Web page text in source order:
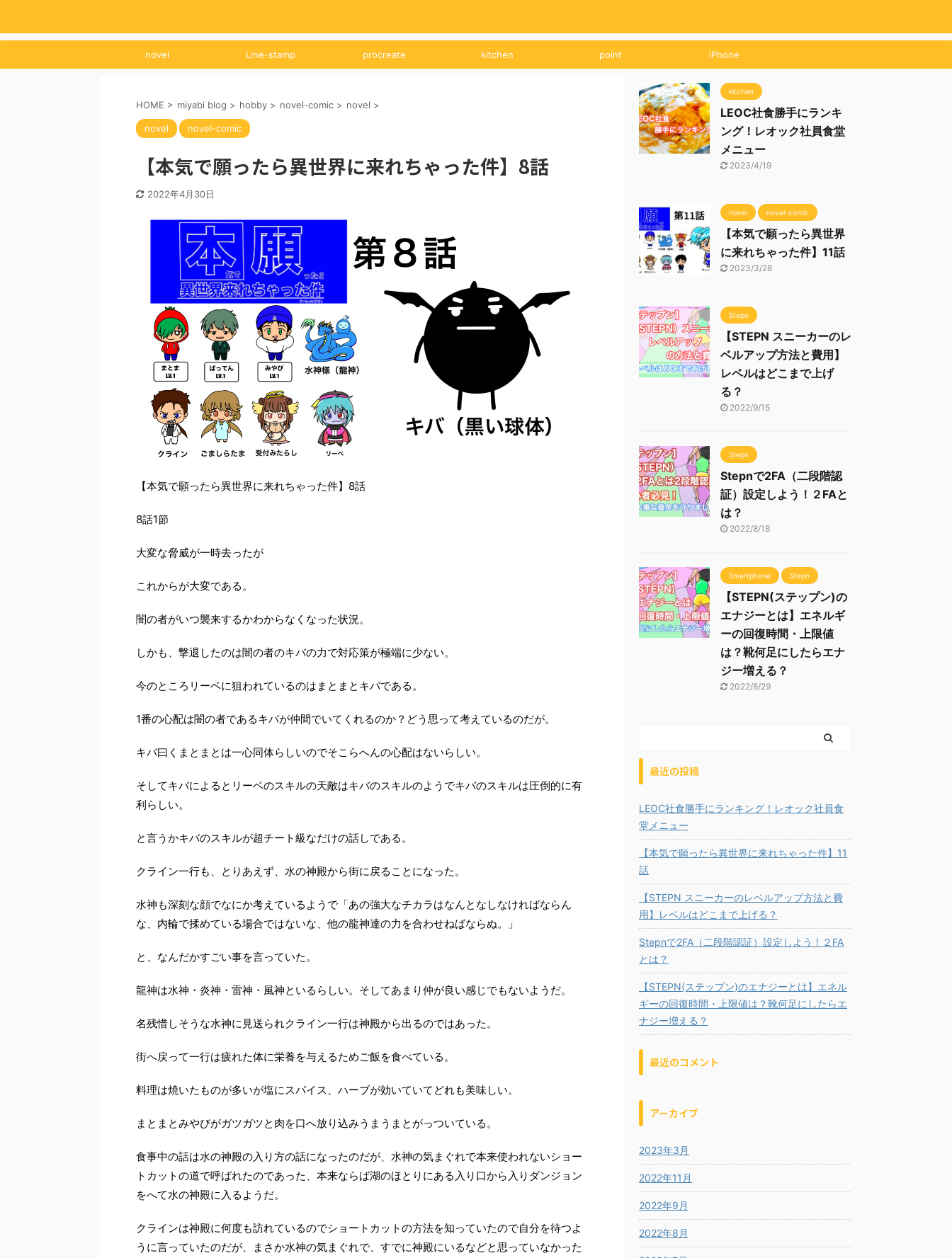
novel Line-stamp procreate kitchen point iPhone
HOME > miyabi blog > hobby > novel-comic > novel >
novel novel-comic
【本気で願ったら異世界に来れちゃった件】8話
2022年4月30日
【本気で願ったら異世界に来れちゃった件】 8話
8話1節
大変な脅威が一時去ったが
これからが大変である。
闇の者がいつ襲来するかわからなくなった状況。
しかも、撃退したのは闇の者のキバの力で対応策が極端に少ない。
今のところリーベに狙われているのはまとまとキバである。
1番の心配は闇の者であるキバが仲間でいてくれるのか？どう思って考えているのだが。
キバ曰くまとまとは一心同体らしいのでそこらへんの心配はないらしい。
そしてキバによるとリーベのスキルの天敵はキバのスキルのようでキバのスキルは圧倒的に有
利らしい。
と言うかキバのスキルが超チート級なだけの話しである。
クライン一行も、とりあえず、水の神殿から街に戻ることになった。
水神も深刻な顔でなにか考えているようで「あの強大なチカラはなんとなしなければならん
な、内輪で揉めている場合ではないな、他の龍神達の力を合わせねばならぬ。」
と、なんだかすごい事を言っていた。
龍神は水神・炎神・雷神・風神といるらしい。そしてあまり仲が良い感じでもないようだ。
名残惜しそうな水神に見送られクライン一行は神殿から出るのではあった。
街へ戻って一行は疲れた体に栄養を与えるためご飯を食べている。
料理は焼いたものが多いが塩にスパイス、ハーブが効いていてどれも美味しい。
まとまとみやびがガツガツと肉を口へ放り込みうまうまとがっついている。
食事中の話は水の神殿の入り方の話になったのだが、水神の気まぐれで本来使われないショー
トカットの道で呼ばれたのであった、本来ならば湖のほとりにある入り口から入りダンジョン
をへて水の神殿に入るようだ。
クラインは神殿に何度も訪れているのでショートカットの方法を知っていたので自分を待つよ
うに言っていたのだが、まさか水神の気まぐれで、すでに神殿にいるなどと思っていなかった
kitchen
LEOC社食勝手にランキ
ング！レオック社員食堂
メニュー
2023/4/19
novel novel-comic
【本気で願ったら異世界
に来れちゃった件】11話
2023/3/28
Stepn
【STEPN スニーカーのレ
ベルアップ方法と費用】
レベルはどこまで上げ
る？
2022/9/15
Stepn
Stepnで2FA（二段階認
証）設定しよう！２FAと
は？
2022/8/18
Smartphone Stepn
【STEPN(ステップン)の
エナジーとは】エネルギ
ーの回復時間・上限値
は？靴何足にしたらエナ
ジー増える？
2022/8/29
最近の投稿
LEOC社食勝手にランキング！レオック社員食
堂メニュー
【本気で願ったら異世界に来れちゃった件】11
話
【STEPN スニーカーのレベルアップ方法と費
用】レベルはどこまで上げる？
Stepnで2FA（二段階認証）設定しよう！２FA
とは？
【STEPN(ステップン)のエナジーとは】エネル
ギーの回復時間・上限値は？靴何足にしたらエ
ナジー増える？
最近のコメント
アーカイブ
2023年3月
2022年11月
2022年9月
2022年8月